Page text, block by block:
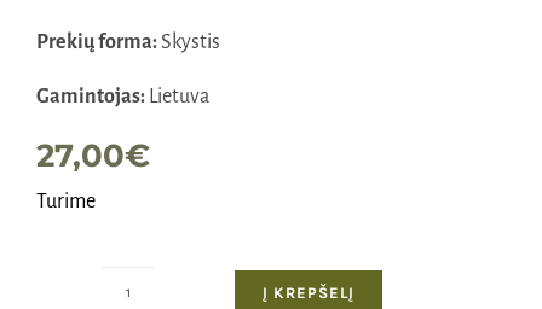
Prekių forma:Skystis
Gamintojas:Lietuva
27,00€
Turime
Į KREPŠELĮ